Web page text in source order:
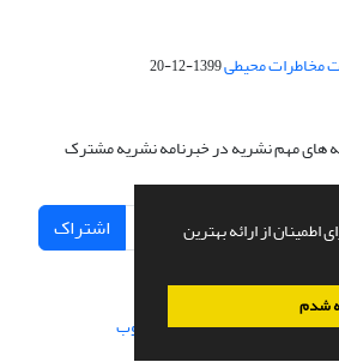
از ارائه بهترین
شدم
مخاطرات محیطی1399-12-20
های مهم نشریه در خبرنامه نشریه مشترک
اشتراک
طراحی و پیاده سازی از سیناوب